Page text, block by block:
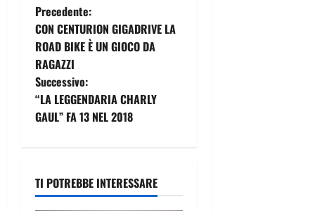
N
a
v
i
z
Precedente:
CON CENTURION GIGADRIVE LA
ROAD BIKE È UN GIOCO DA
RAGAZZI
Successivo:
“LA LEGGENDARIA CHARLY
GAUL” FA 13 NEL 2018
TI POTREBBE INTERESSARE